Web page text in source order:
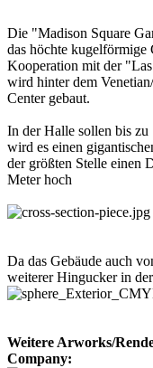
Die "Madison Square
das höchte
Kooperation mit der
wird hinter dem
Center gebaut.
In der Halle sollen bis
wird es einen
der größten Stelle einen
Meter hoch
Da das Gebäude auch
weiterer Hingucker in
Weitere Arworks/
Company: